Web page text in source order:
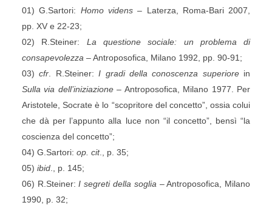
01) G.Sartori: Homo videns– Laterza, Roma-Bari 2007,
pp. XV e 22-23;
02) R.Steiner: La questione sociale: un problema di
consapevolezza – Antroposofica, Milano 1992, pp. 90-91;
03)cfr . R.Steiner:I gradi della conoscenza superiorein
Sulla via dell’iniziazione– Antroposofica, Milano 1977. Per
Aristotele, Socrate è lo “scopritore del concetto”, ossia colui
che dà per l’appunto alla luce non “il concetto”, bensì “la
coscienza del concetto”;
04) G.Sartori: op. cit., p. 35;
05) ibid., p. 145;
06) R.Steiner:I segreti della soglia – Antroposofica, Milano
1990, p. 32;